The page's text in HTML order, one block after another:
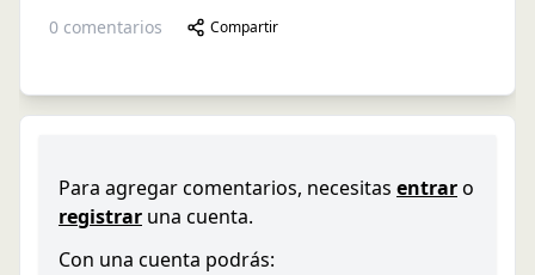
0 comentarios Compartir
Para agregar comentarios, necesitas entraro
registrar una cuenta.
Con una cuenta podrás: